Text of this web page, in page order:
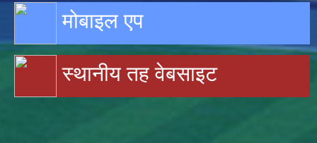
मोबाइल एप
स्थानीय तह वेबसाइट